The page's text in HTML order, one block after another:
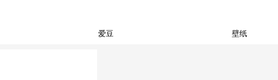
爱豆 壁纸